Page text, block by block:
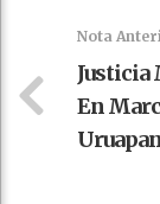
Nota
Justicia
En